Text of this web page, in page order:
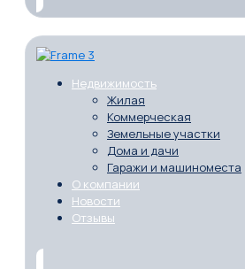
Недвижимость
Жилая
Коммерческая
Земельные участки
Дома и дачи
Гаражи и машиноместа
О компании
Новости
Отзывы